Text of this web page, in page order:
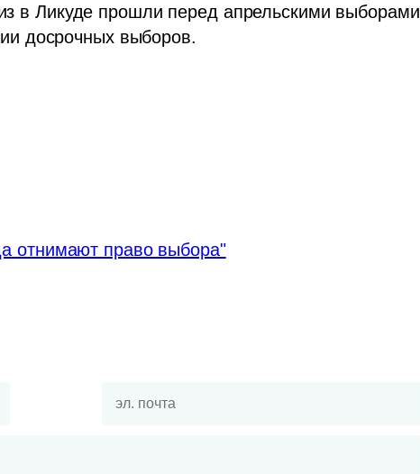
в Ликуде прошли перед апрельскими выборами
досрочных выборов.
отнимают право выбора"